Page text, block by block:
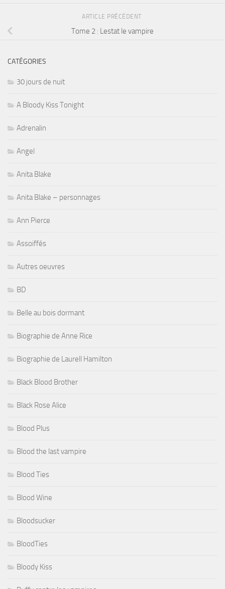
ARTICLE PRÉCÉDENT
Tome 2 : Lestat le vampire
CATÉGORIES
30 jours de nuit
A Bloody Kiss Tonight
Adrenalin
Angel
Anita Blake
Anita Blake – personnages
Ann Pierce
Assoiffés
Autres oeuvres
BD
Belle au bois dormant
Biographie de Anne Rice
Biographie de Laurell Hamilton
Black Blood Brother
Black Rose Alice
Blood Plus
Blood the last vampire
Blood Ties
Blood Wine
Bloodsucker
BloodTies
Bloody Kiss